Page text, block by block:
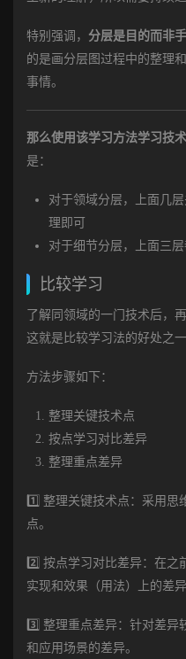
特别强调， 分层是目的而非
的是画分层图过程中的整理
事情。
那么使用该学习方法学习技
是：
对于领域分层，上面几
理即可
对于细节分层，上面三
比较学习
了解同领域的一门技术后，
这就是比较学习法的好处之
方法步骤如下：
整理关键技术点
按点学习对比差异
整理重点差异
1️⃣ 整理关键技术点：采用
点。
2️⃣ 按点学习对比差异：在
实现和效果（用法）上的差异
3️⃣ 整理重点差异：针对差
和应用场景的差异。